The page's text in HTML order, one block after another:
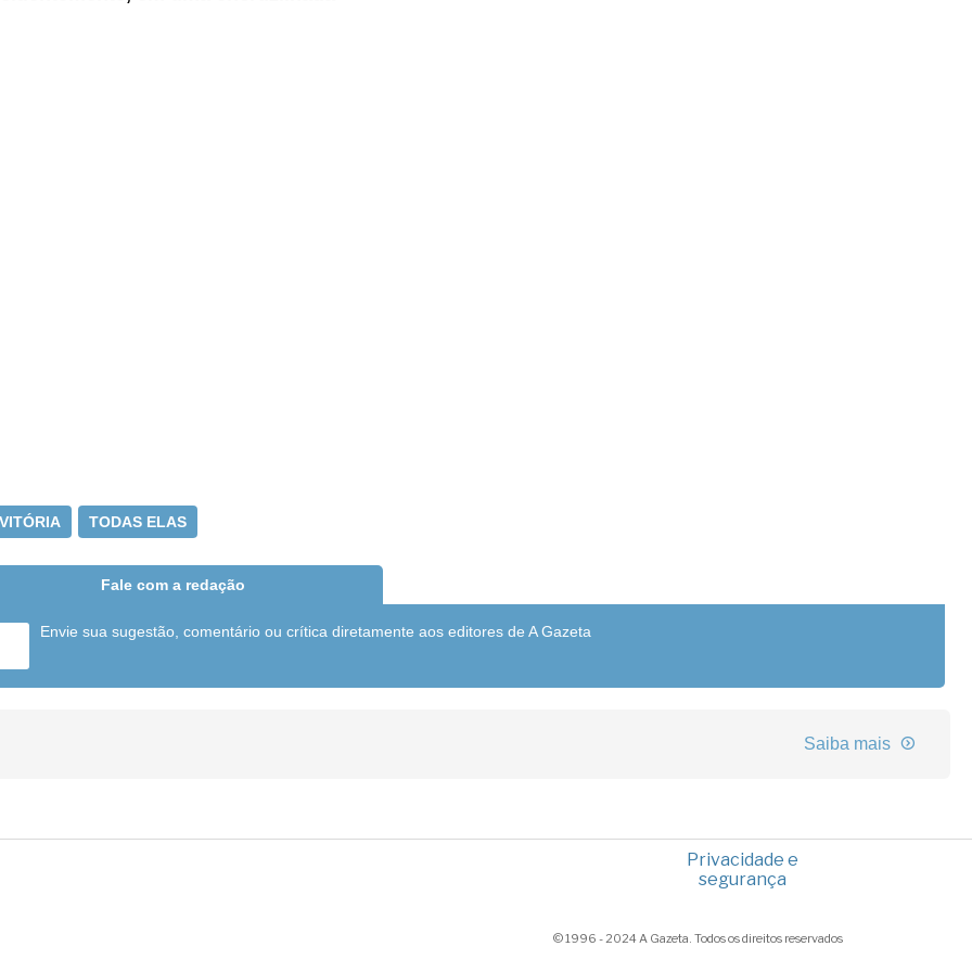
TODAS ELAS
Fale com a redação
Envie sua sugestão, comentário ou crítica diretamente aos editores de A Gazeta
Saiba mais
Privacidade e
segurança
© 1996 - 2024 A Gazeta. Todos os direitos reservados